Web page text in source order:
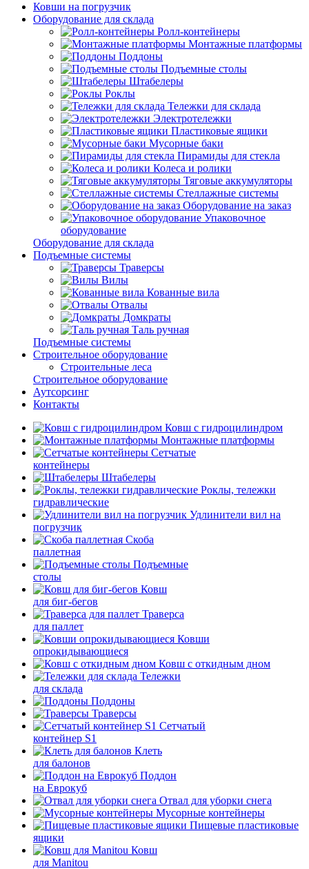
Ковши на погрузчик
Оборудование для склада
Ролл-контейнеры
Монтажные платформы
Поддоны
Подъемные столы
Штабелеры
Роклы
Тележки для склада
Электротележки
Пластиковые ящики
Мусорные баки
Пирамиды для стекла
Колеса и ролики
Тяговые аккумуляторы
Стеллажные системы
Оборудование на заказ
Упаковочное
оборудование
Оборудование для склада
Подъемные системы
Траверсы
Вилы
Кованные вила
Отвалы
Домкраты
Таль ручная
Подъемные системы
Строительное оборудование
Строительные леса
Строительное оборудование
Аутсорсинг
Контакты
Ковш с гидроцилиндром
Монтажные платформы
Сетчатые
контейнеры
Штабелеры
Роклы, тележки
гидравлические
Удлинители вил на
погрузчик
Скоба
паллетная
Подъемные
столы
Ковш
для биг-бегов
Траверса
для паллет
Ковши
опрокидывающиеся
Ковш с откидным дном
Тележки
для склада
Поддоны
Траверсы
Сетчатый
контейнер S1
Клеть
для балонов
Поддон
на Еврокуб
Отвал для уборки снега
Мусорные контейнеры
Пищевые пластиковые
ящики
Ковш
для Manitou